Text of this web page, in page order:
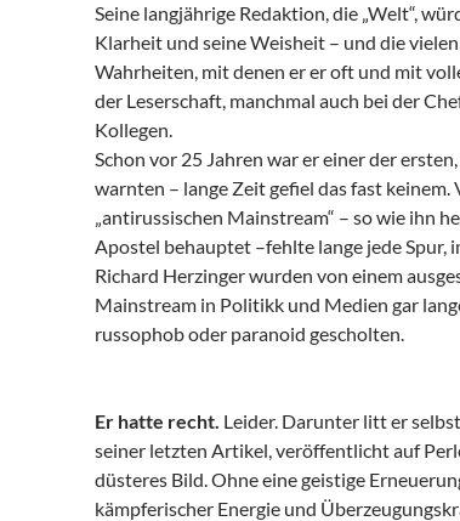
Seine langjährige Redaktion, die „Welt“,
Klarheit und seine Weisheit – und die
Wahrheiten, mit denen er er oft und mit
der Leserschaft, manchmal auch bei der
Kollegen.
Schon vor 25 Jahren war er einer der
warnten – lange Zeit gefiel das fast keinem.
„antirussischen Mainstream“ – so wie ihn
Apostel behauptet –fehlte lange jede Spur,
Richard Herzinger wurden von einem
Mainstream in Politikk und Medien gar
russophob oder paranoid gescholten.
Er hatte recht. Leider. Darunter litt er
seiner letzten Artikel, veröffentlicht auf
düsteres Bild. Ohne eine geistige
kämpferischer Energie und